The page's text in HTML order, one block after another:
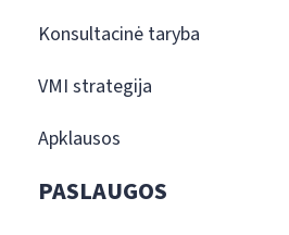
Konsultacinė taryba
VMI strategija
Apklausos
PASLAUGOS